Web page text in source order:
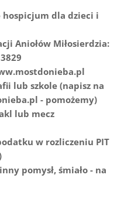
dla dzieci i
Aniołów Miłosierdzia:
lub szkole (napisz na
- pomożemy)
lub mecz
w rozliczeniu PIT
pomysł, śmiało - na